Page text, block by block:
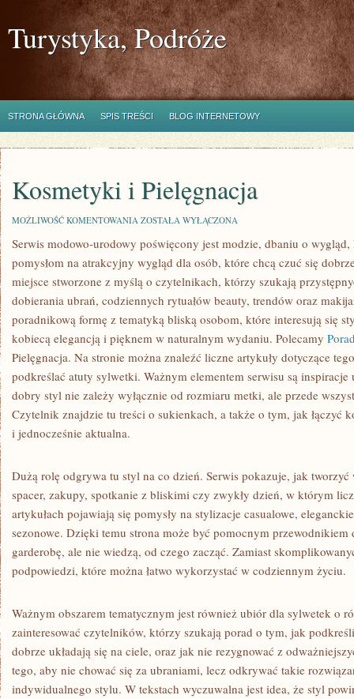
Turystyka, Podróże
STRONA GŁÓWNA SPIS TREŚCI BLOG INTERNETOWY
Kosmetyki i Pielęgnacja
MOŻLIWOŚĆ KOMENTOWANIA KOSMETYKI
PIELĘGNACJA
ZOSTAŁA WYŁĄCZONA
Serwis modowo-urodowy poświęcony jest modzie, dbaniu o
pomysłom na atrakcyjny wygląd dla osób, które chcą czuć się
miejsce stworzone z myślą o czytelnikach, którzy szukają
dobierania ubrań, codziennych rytuałów beauty, trendów oraz
poradnikową formę z tematyką bliską osobom, które interesują się
kobiecą elegancją i pięknem w naturalnym wydaniu. Polecamy
Pielęgnacja. Na stronie można znaleźć liczne artykuły dotyczące
podkreślać atuty sylwetki. Ważnym elementem serwisu są
dobry styl nie zależy wyłącznie od rozmiaru metki, ale przede
Czytelnik znajdzie tu treści o sukienkach, a także o tym, jak łączyć
i jednocześnie aktualna.
Dużą rolę odgrywa tu styl na co dzień. Serwis pokazuje, jak tworzyć
spacer, zakupy, spotkanie z bliskimi czy zwykły dzień, w którym
artykułach pojawiają się pomysły na stylizacje casualowe,
sezonowe. Dzięki temu strona może być pomocnym
garderobę, ale nie wiedzą, od czego zacząć. Zamiast
podpowiedzi, które można łatwo wykorzystać w codziennym życiu.
Ważnym obszarem tematycznym jest również ubiór dla sylwetek o
zainteresować czytelników, którzy szukają porad o tym, jak
dobrze układają się na ciele, oraz jak nie rezygnować z
tego, aby nie chować się za ubraniami, lecz odkrywać takie
indywidualnego stylu. W tekstach wyczuwalna jest idea, że styl